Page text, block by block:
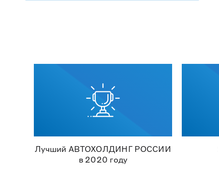
Лучший АВТОХОЛДИНГ РОССИИ
в 2020 году